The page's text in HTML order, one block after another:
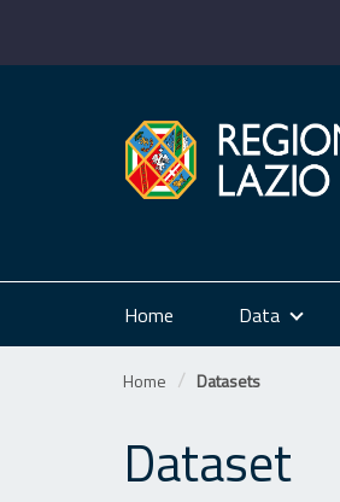
Home Data
Home Datasets
Dataset